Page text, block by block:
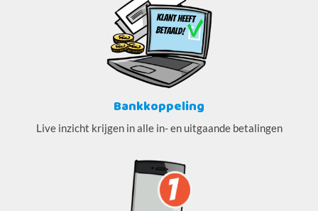
Bankkoppeling
Live inzicht krijgen in alle in- en uitgaande betalingen